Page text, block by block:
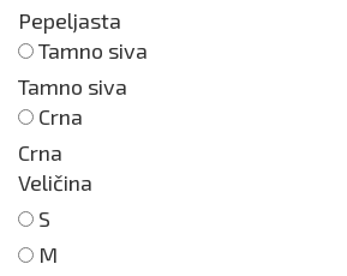
Pepeljasta
Tamno siva
Tamno siva
Crna
Crna
Veličina
S
M